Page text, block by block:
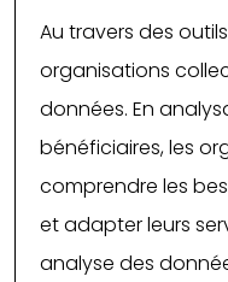
Au travers des
organisations
données. En
bénéficiaires, les
comprendre les
et adapter leurs
analyse des